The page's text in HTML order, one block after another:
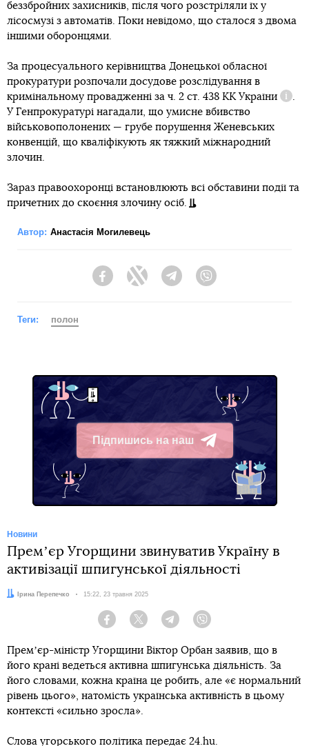
беззбройних захисників, після чого розстріляли їх у
лісосмузі з автоматів. Поки невідомо, що сталося з двома
іншими оборонцями.
За процесуального керівництва Донецької обласної
прокуратури розпочали досудове розслідування в
кримінальному провадженні за ч. 2 ст. 438 КК України
.
У Генпрокуратурі нагадали, що умисне вбивство
військовополонених — грубе порушення Женевських
конвенцій, що кваліфікують як тяжкий міжнародний
злочин.
Зараз правоохоронці встановлюють всі обставини події та
причетних до скоєння злочину осіб.
Автор: Анастасія Могилевець
FacebookTwitter Telegram
Теги: полон
Підпишись на наш
Telegram
Новини
Премʼєр Угорщини звинуватив Україну в
активізації шпигунської діяльності
Автор:Ірина Перепечко Дата:
15:22, 23 травня 2025
Facebook Twitter Telegram
Премʼєр-міністр Угорщини Віктор Орбан заявив, що в
його крані ведеться активна шпигунська діяльність. За
його словами, кожна країна це робить, але «є нормальний
рівень цього», натомість українська активність в цьому
контексті «сильно зросла».
Слова угорського політика передає 24.hu.